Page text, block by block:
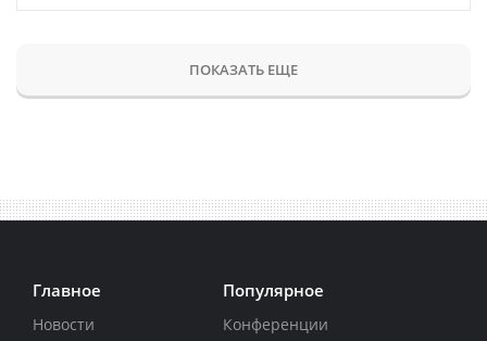
ПОКАЗАТЬ ЕЩЕ
Главное
Новости
Популярное
Конференции